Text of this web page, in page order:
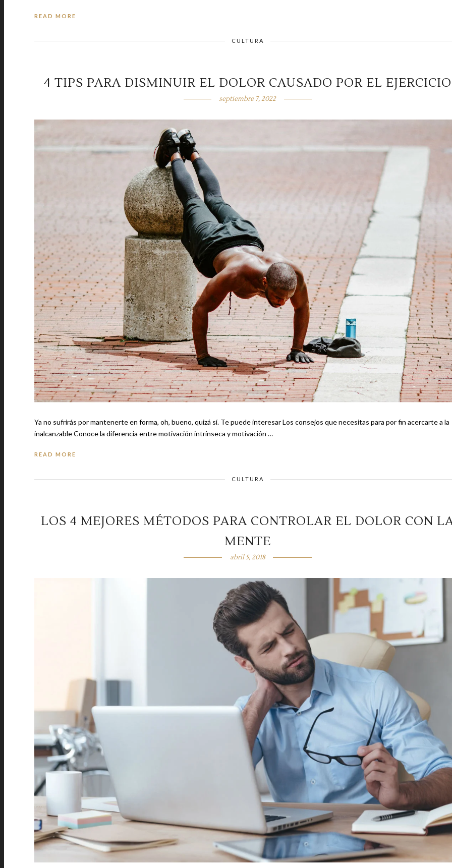
READ MORE
CULTURA
4 TIPS PARA DISMINUIR EL DOLOR CAUSADO POR EL EJERCICIO
septiembre 7, 2022
Ya no sufrirás por mantenerte en forma, oh, bueno, quizá sí. Te puede interesar Los consejos que necesitas para por fin acercarte a la
inalcanzable Conoce la diferencia entre motivación intrínseca y motivación …
READ MORE
CULTURA
LOS 4 MEJORES MÉTODOS PARA CONTROLAR EL DOLOR CON
MENTE
abril 5, 2018